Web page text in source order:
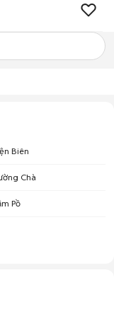
Biên
Chà
Pồ